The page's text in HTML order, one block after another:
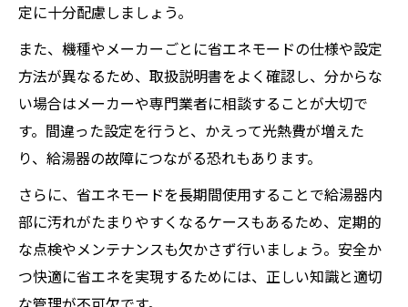
定に十分配慮しましょう。
また、機種やメーカーごとに省エネモードの仕様や設定
方法が異なるため、取扱説明書をよく確認し、分からな
い場合はメーカーや専門業者に相談することが大切で
す。間違った設定を行うと、かえって光熱費が増えた
り、給湯器の故障につながる恐れもあります。
さらに、省エネモードを長期間使用することで給湯器内
部に汚れがたまりやすくなるケースもあるため、定期的
な点検やメンテナンスも欠かさず行いましょう。安全か
つ快適に省エネを実現するためには、正しい知識と適切